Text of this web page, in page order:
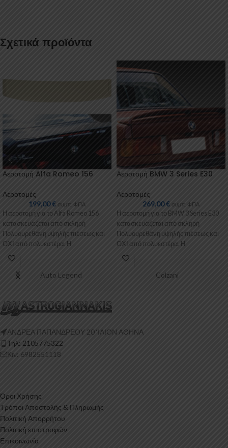
Σχετικά προϊόντα
Αεροτομή Alfa Romeo 156
Αεροτομές
199,00€ συμπ. ΦΠΑ
Η αεροτομή για το Alfa Romeo 156
κατασκευάζεται από σκληρή
Πολυουρεθάνη υψηλής πιέσεως και
ΟΧΙ από πολυεστέρα. Η
Πολυουρεθάνη είναι
Αεροτομή BMW 3 Series E30
Αεροτομές
269,00€ συμπ. ΦΠΑ
Η αεροτομή για το BMW 3 Series E30
κατασκευάζεται από σκληρή
Πολυουρεθάνη υψηλής πιέσεως και
ΟΧΙ από πολυεστέρα. Η
Πολυουρεθάνη
Auto Legend Colzani
ΑΝΔΡΕΑ ΠΑΠΑΝΔΡΕΟΥ 20 ‘ΙΛΙΟΝ ΑΘΗΝΑ
Τηλ: 2105775322
Κιν: 6982551118
Όροι Χρήσης
Τρόποι Αποστολής & Πληρωμής
Πολιτική Απορρήτου
Πολιτική επιστροφών
Επικοινωνία